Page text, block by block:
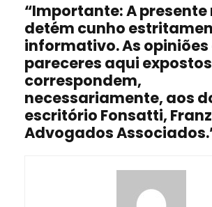
“Importante: A
detém cunho
informativo. As opiniões
pareceres aqui
correspondem,
necessariamente, aos
escritório Fonsatti,
Advogados